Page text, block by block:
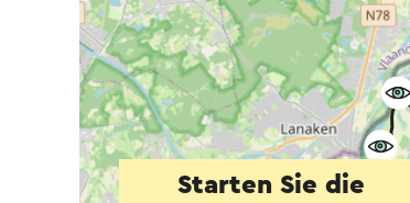
Starten Sie die